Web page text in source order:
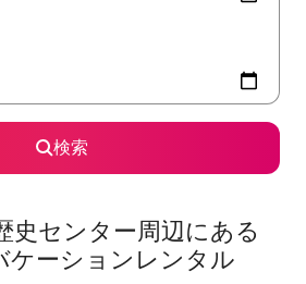
検索
史センター⁠周⁠辺⁠に⁠あ⁠る
ケ⁠ー⁠シ⁠ョ⁠ン⁠レ⁠ン⁠タ⁠ル